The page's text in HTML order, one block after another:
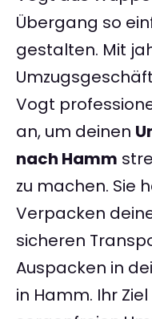
Übergang so
gestalten. Mit
Vogt
an, um deinen
nach Hamm
zu machen. Sie
Verpacken
sicheren
Auspacken in
in Hamm. Ihr